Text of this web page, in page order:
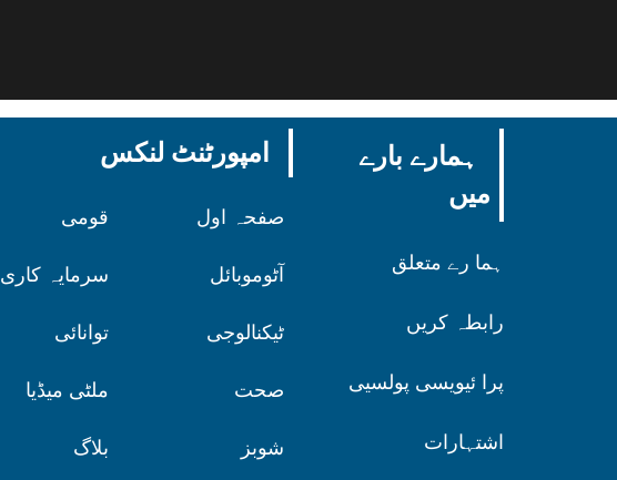
ہمارے بارے
میں
ہما رے متعلق
رابطہ کریں
پرا ئیویسی پولسیی
اشتہارات
امپورٹنٹ لنکس
صفحہ اول قومی
آٹوموبائل سرمایہ کاری
ٹیکنالوجی توانائی
صحت ملٹی میڈیا
شوبز بلاگ